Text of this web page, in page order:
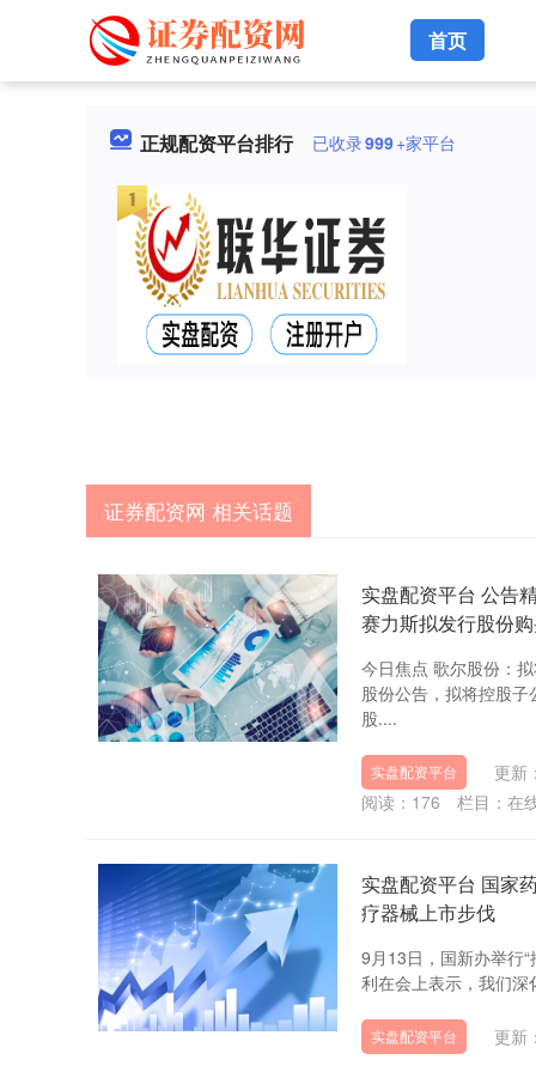
首页
正规配资平台排行 已收录999+家平台
证券配资网 相关话题
实盘配资平台 公告
赛力斯拟发行股份
今日焦点 歌尔股份：
股份公告，拟将控股
股....
实盘配资平台
更新
阅读： 176 栏目： 在
实盘配资平台 国家
疗器械上市步伐
9月13日，国新办举行
利在会上表示，我们深
实盘配资平台 更新